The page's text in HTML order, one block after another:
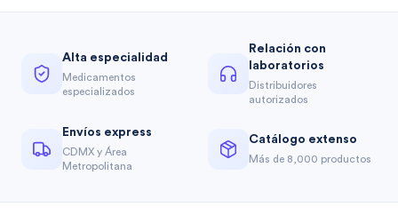
Alta especialidad
Medicamentos
especializados
Relación con
laboratorios
Distribuidores
autorizados
Envíos express
CDMX y Área
Metropolitana
Catálogo extenso
Más de 8,000 productos